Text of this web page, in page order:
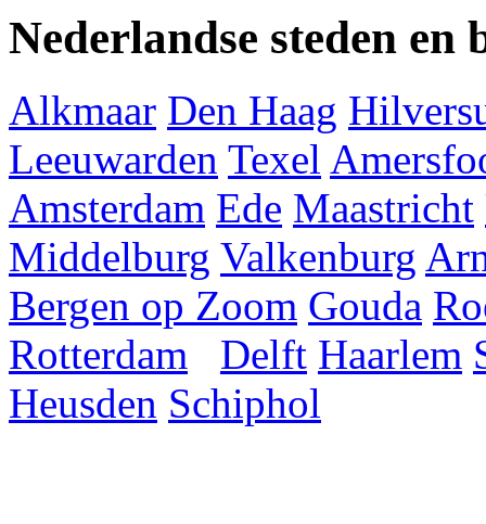
Nederlandse steden en
Alkmaar Den Haag
Leeuwarden Texel
Amsterdam Ede Maastricht
Middelburg Valkenburg
Bergen op Zoom Gouda
Rotterdam
Delft Haarlem
Heusden Schiphol